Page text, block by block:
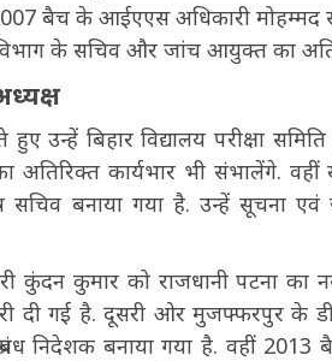
2007 बैच के आईएएस अधिकारी
के सचिव और जांच आयुक्त का
उन्हें बिहार विद्यालय परीक्षा
कार्यभार भी संभालेंगे. वहीं
सचिव बनाया गया है. उन्हें सूचना
कुंदन कुमार को राजधानी पटना का
दी गई है. दूसरी ओर मुजफ्फरपुर के
निदेशक बनाया गया है. वहीं 2013